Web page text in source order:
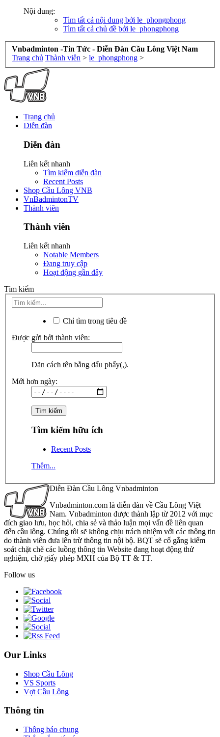
Nội dung:
Tìm tất cả nội dung bởi le_phongphong
Tìm tất cả chủ đề bởi le_phongphong
Vnbadminton -Tin Tức - Diễn Đàn Cầu Lông Việt Nam
Trang chủ Thành viên > le_phongphong >
Trang chủ
Diễn đàn
Diễn đàn
Liên kết nhanh
Tìm kiếm diễn đàn
Recent Posts
Shop Cầu Lông VNB
VnBadmintonTV
Thành viên
Thành viên
Liên kết nhanh
Notable Members
Đang truy cập
Hoạt động gần đây
Tìm kiếm
Chỉ tìm trong tiêu đề
Được gửi bởi thành viên:
Dãn cách tên bằng dấu phẩy(,).
Mới hơn ngày:
Tìm kiếm hữu ích
Recent Posts
Thêm...
Diễn Đàn Cầu Lông Vnbadminton
Vnbadminton.com là diễn đàn về Cầu Lông Việt
Nam. Vnbadminton được thành lập từ 2012 với mục
đích giao lưu, học hỏi, chia sẻ và thảo luận mọi vấn đề liên quan
đến cầu lông. Chúng tôi sẽ không chịu trách nhiệm với các thông tin
do thành viên đưa lên trừ thông tin nội bộ. BQT sẽ cố gắng kiểm
soát chặt chẽ các luồng thông tin Website đang hoạt động thử
nghiệm, chờ giấy phép MXH của Bộ TT & TT.
Follow us
Our Links
Shop Cầu Lông
VS Sports
Vợt Cầu Lông
Thông tin
Thông báo chung